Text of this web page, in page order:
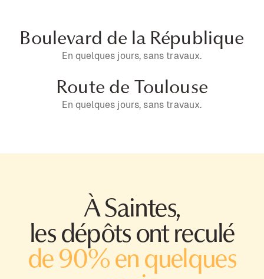
Boulevard de la République
En quelques jours, sans travaux.
Route de Toulouse
En quelques jours, sans travaux.
À Saintes,
les dépôts ont reculé
de 90% en quelques